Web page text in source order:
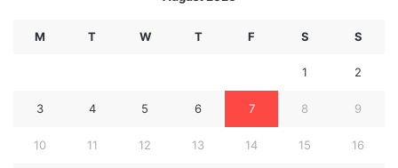
M T W T F S S
1 2
3 4 5 6 7 8 9
10 11 12 13 14 15 16